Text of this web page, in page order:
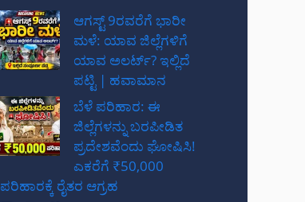
ಆಗಸ್ಟ್ 9ರವರೆಗೆ ಭಾರೀ
ಮಳೆ: ಯಾವ ಜಿಲ್ಲೆಗಳಿಗೆ
ಯಾವ ಅಲರ್ಟ್? ಇಲ್ಲಿದೆ
ಪಟ್ಟಿ | ಹವಾಮಾನ
ಬೆಳೆ ಪರಿಹಾರ: ಈ
ಜಿಲ್ಲೆಗಳನ್ನು ಬರಪೀಡಿತ
ಪ್ರದೇಶವೆಂದು ಘೋಷಿಸಿ!
ಎಕರೆಗೆ ₹50,000
ಪರಿಹಾರಕ್ಕೆ ರೈತರ ಆಗ್ರಹ